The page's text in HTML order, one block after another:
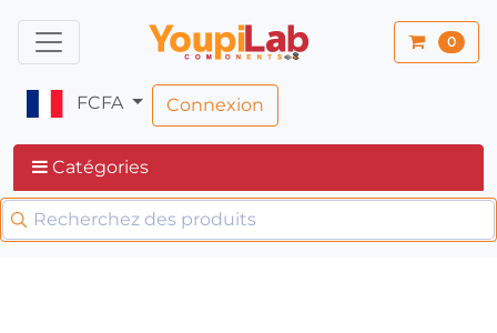
0
FCFA Connexion
Catégories